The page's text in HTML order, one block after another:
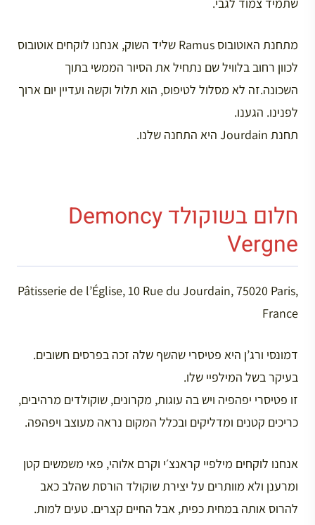
שתמיד צמוד לגבי.
מתחנת האוטובוס Ramus שליד השוק, אנחנו לוקחים אוטובוס
לכוון רחוב בלוויל שם נתחיל את הסיור הממשי בתוך
השכונה.זה לא מסלול לטיפוס, הוא תלול וקשה ועדיין יום ארוך
לפנינו. הגענו.
תחנת Jourdain היא התחנה שלנו.
חלום בשוקולד Demoncy
Vergne
Pâtisserie de l’Église, 10 Rue du Jourdain, 75020 Paris,
France
דמונסי ורג’ן היא פטיסרי שהשף שלה זכה בפרסים חשובים.
בעיקר בשל המילפיי שלו.
זו פטיסרי יפהפיה ויש בה עוגות, מקרונים, שוקולדים מרהיבים,
כריכים קטנים ומדליקים ובכלל המקום נראה מעוצב ויפהפה.
אנחנו לוקחים מילפיי קראנצ׳י וקרם אלוהי, פאי משמשים קטן
ומרענן ולא מוותרים על יצירת שוקולד הורסת שהלב כאב
להרוס אותה במחית כפית, אבל החיים קצרים. טעים למות.